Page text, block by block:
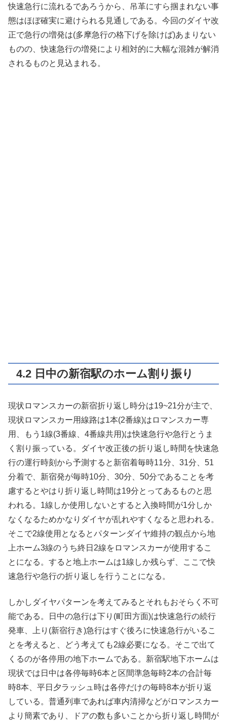
快速急行に流れるであろうから、吊革にすら掴まれない事
態はほぼ確実に避けられる見通しである。今回のダイヤ改
正で急行の増発は(多摩急行の格下げを除けば)あまりない
ものの、快速急行の増発により相対的に大幅な混雑が解消
されるものと見込まれる。
4.2 日中の新宿駅のホーム割り振り
現状ロマンスカーの新宿折り返し時分は19~21分が主で、
現状ロマンスカー用線路は1本(2番線)はロマンスカー専
用、もう1線(3番線、4番線共用)は快速急行や急行とうま
く割り振っている。ダイヤ改正後の折り返し時間を快速急
行の運行時刻から予測すると新宿着毎時11分、31分、51
分着で、新宿発が毎時10分、30分、50分であることを考
慮するとやはり折り返し時間は19分とってあるものと思
われる。1線しか使用しないとすると入換時間が1分しか
なくなるためかなりダイヤが乱れやすくなると思われる。
そこで2線使用となるとパターンダイヤ維持の観点から地
上ホーム3線のうち終日2線をロマンスカーが使用するこ
とになる。すると地上ホームは1線しか残らず、ここで快
速急行や急行の折り返しを行うことになる。
しかしダイヤパターンを考えてみるとそれもおそらく不可
能である。日中の急行は下り(町田方面)は快速急行の続行
発車、上り(新宿行き)急行はすぐ後ろに快速急行がいるこ
とを考えると、どう考えても2線必要になる。そこで出て
くるのが各停用の地下ホームである。新宿駅地下ホームは
現状では日中は各停毎時6本と区間準急毎時2本の合計毎
時8本、平日夕ラッシュ時は各停だけの毎時8本が折り返
している。普通列車であれば車内清掃などがロマンスカー
より簡素であり、ドアの数も多いことから折り返し時間が